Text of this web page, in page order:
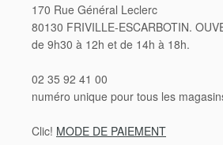
170 Rue Général Leclerc
80130 FRIVILLE-ESCARBOTIN.
de 9h30 à 12h et de 14h à 18h.
02 35 92 41 00
numéro unique pour tous les
Clic! MODE DE PAIEMENT